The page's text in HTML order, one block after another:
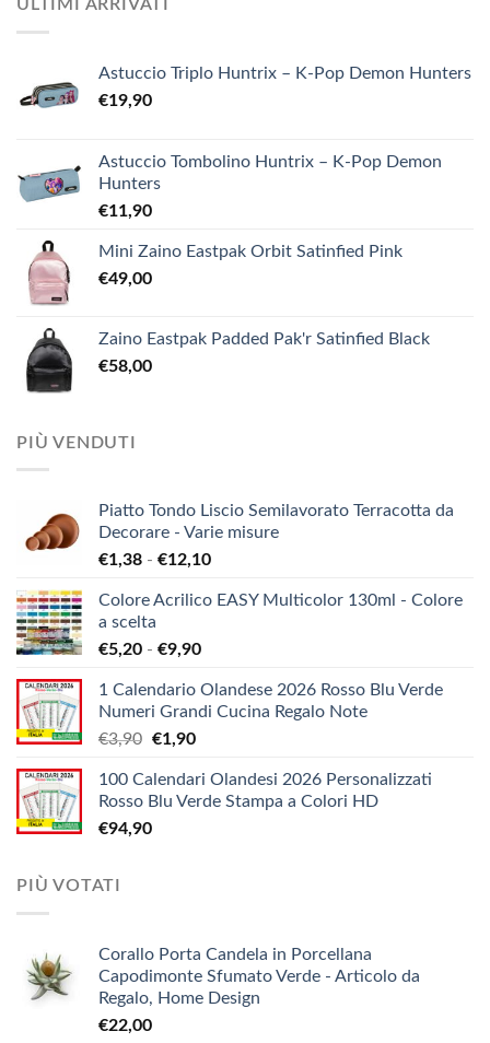
ULTIMI ARRIVATI
Astuccio Triplo Huntrix – K-Pop Demon Hunters
€19,90
Astuccio Tombolino Huntrix – K-Pop Demon
Hunters
€11,90
Mini Zaino Eastpak Orbit Satinfied Pink
€49,00
Zaino Eastpak Padded Pak'r Satinfied Black
€58,00
PIÙ VENDUTI
Piatto Tondo Liscio Semilavorato Terracotta da
Decorare - Varie misure
€1,38 - €12,10Fascia
prezzo:
€12,10
Colore Acrilico EASY Multicolor 130ml - Colore
a scelta
€5,20 - €9,90Fascia
prezzo:
da
€9,90
1 Calendario Olandese 2026 Rosso Blu Verde
Numeri Grandi Cucina Regalo Note
€3,90 Il
originale
era:
€3,90.
€1,90Il
attuale
è:
100 Calendari Olandesi 2026 Personalizzati
Rosso Blu Verde Stampa a Colori HD
€94,90
PIÙ VOTATI
Corallo Porta Candela in Porcellana
Capodimonte Sfumato Verde - Articolo da
Regalo, Home Design
€22,00